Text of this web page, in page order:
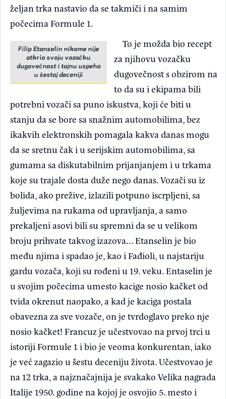
željan trka nastavio da se takmiči i na samim
počecima Formule 1.
Filip Etanselin nikome nije
otkrio svoju vozačku
dugovečnost i tajnu uspeha
u šestoj deceniji
To je možda bio recept
za njihovu vozačku
dugovečnost s obzirom na
to da su i ekipama bili
potrebni vozači sa puno iskustva, koji će biti u
stanju da se bore sa snažnim automobilima, bez
ikakvih elektronskih pomagala kakva danas mogu
da se sretnu čak i u serijskim automobilima, sa
gumama sa diskutabilnim prijanjanjem i u trkama
koje su trajale dosta duže nego danas. Vozači su iz
bolida, ako prežive, izlazili potpuno iscrpljeni, sa
žuljevima na rukama od upravljanja, a samo
prekaljeni asovi bili su spremni da se u velikom
broju prihvate takvog izazova... Etanselin je bio
među njima i spadao je, kao i Fađioli, u najstariju
gardu vozača, koji su rođeni u 19. veku. Entaselin je
u svojim počecima umesto kacige nosio kačket od
tvida okrenut naopako, a kad je kaciga postala
obavezna za sve vozače, on je tvrdoglavo preko nje
nosio kačket! Francuz je učestvovao na prvoj trci u
istoriji Formule 1 i bio je veoma konkurentan, iako
je već zagazio u šestu deceniju života. Učestvovao je
na 12 trka, a najznačajnija je svakako Velika nagrada
Italije 1950. godine na kojoj je osvojio 5. mesto i